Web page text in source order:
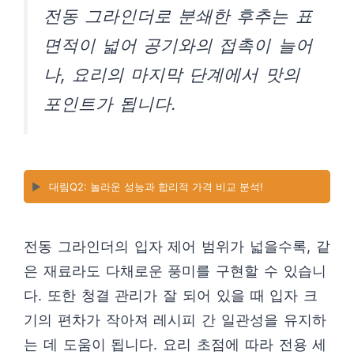
전동 그라인더로 분쇄한 후추는 표
면적이 넓어 공기와의 접촉이 늘어
나, 요리의 마지막 단계에서 맛의
포인트가 됩니다.
▶️ 대림Q2: 놀라운 성능과 합리적 가격 비교 분석!
전동 그라인더의 입자 제어 범위가 넓을수록, 같
은 재료라도 다채로운 풍미를 구현할 수 있습니
다. 또한 청결 관리가 잘 되어 있을 때 입자 크
기의 편차가 작아져 레시피 간 일관성을 유지하
는 데 도움이 됩니다. 요리 초점에 따라 전용 세